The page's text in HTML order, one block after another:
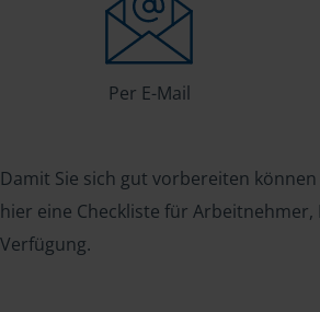
Per E-Mail
Damit Sie sich gut vorbereiten
hier eine Checkliste für
Verfügung.